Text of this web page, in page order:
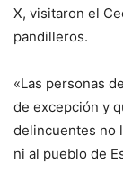
X, visitaron el
pandilleros.
«Las personas
de excepción y
delincuentes no
ni al pueblo de